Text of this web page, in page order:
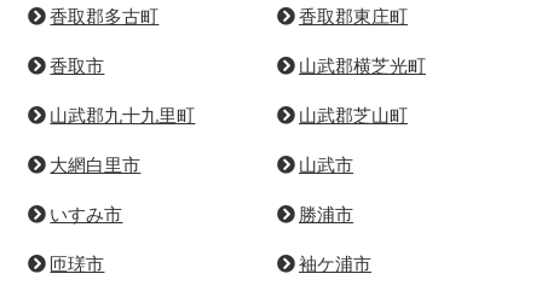
船橋市 松戸市
八街市 八千代市
四街道市 安房郡鋸南町
夷隅郡御宿町 夷隅郡大多喜町
鴨川市 館山市
君津市 香取郡神崎町